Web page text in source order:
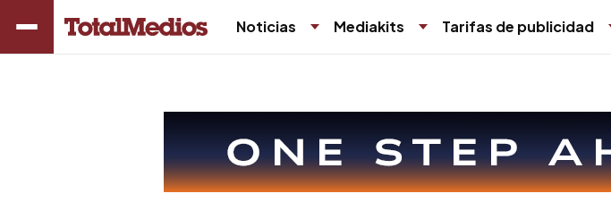
Noticias Mediakits Tarifas de publicidad